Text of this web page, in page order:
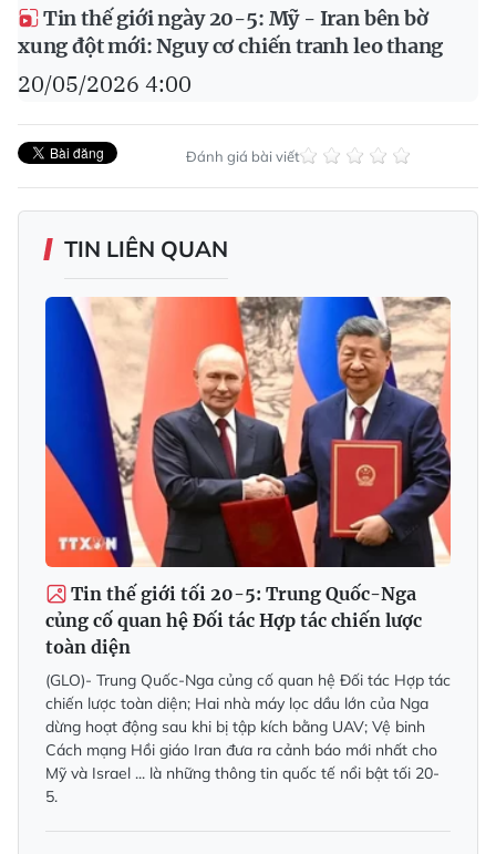
Tin thế giới ngày 20-5: Mỹ - Iran bên bờ
xung đột mới: Nguy cơ chiến tranh leo thang
20/05/2026 4:00
Đánh giá bài viết
TIN LIÊN QUAN
Tin thế giới tối 20-5: Trung Quốc-Nga
củng cố quan hệ Đối tác Hợp tác chiến lược
toàn diện
(GLO)- Trung Quốc-Nga củng cố quan hệ Đối tác Hợp tác
chiến lược toàn diện; Hai nhà máy lọc dầu lớn của Nga
dừng hoạt động sau khi bị tập kích bằng UAV; Vệ binh
Cách mạng Hồi giáo Iran đưa ra cảnh báo mới nhất cho
Mỹ và Israel ... là những thông tin quốc tế nổi bật tối 20-
5.